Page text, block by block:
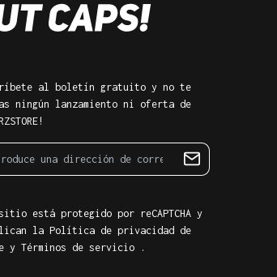
al boletín gratuito y no te
ningún lanzamiento ni oferta de
está protegido por reCAPTCHA y
la Política de privacidad de
y Términos de servicio .